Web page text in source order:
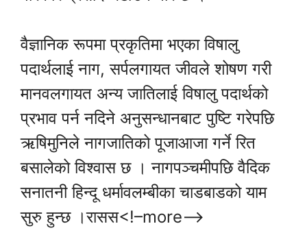
वैज्ञानिक रूपमा प्रकृतिमा भएका विषालु
पदार्थलाई नाग, सर्पलगायत जीवले शोषण गरी
मानवलगायत अन्य जातिलाई विषालु पदार्थको
प्रभाव पर्न नदिने अनुसन्धानबाट पुष्टि गरेपछि
ऋषिमुनिले नागजातिको पूजाआजा गर्ने रित
बसालेको विश्वास छ । नागपञ्चमीपछि वैदिक
सनातनी हिन्दू धर्मावलम्बीका चाडबाडको याम
सुरु हुन्छ ।रासस<!–more–>